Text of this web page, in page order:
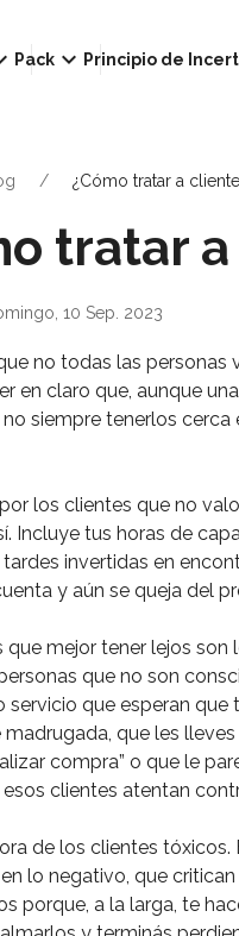
Pack keyboard_arrow_down Principio de
¿Cómo tratar a
tratar
10 Sep. 2023
no todas las personas
en claro que, aunque
no siempre tenerlos
los clientes que no
Incluye tus horas de
invertidas en
y aún se queja del
que mejor tener lejos
que no son
que esperan que
que les
compra” o que le
clientes atentan
de los clientes tóxicos.
lo negativo, que
porque, a la larga, te